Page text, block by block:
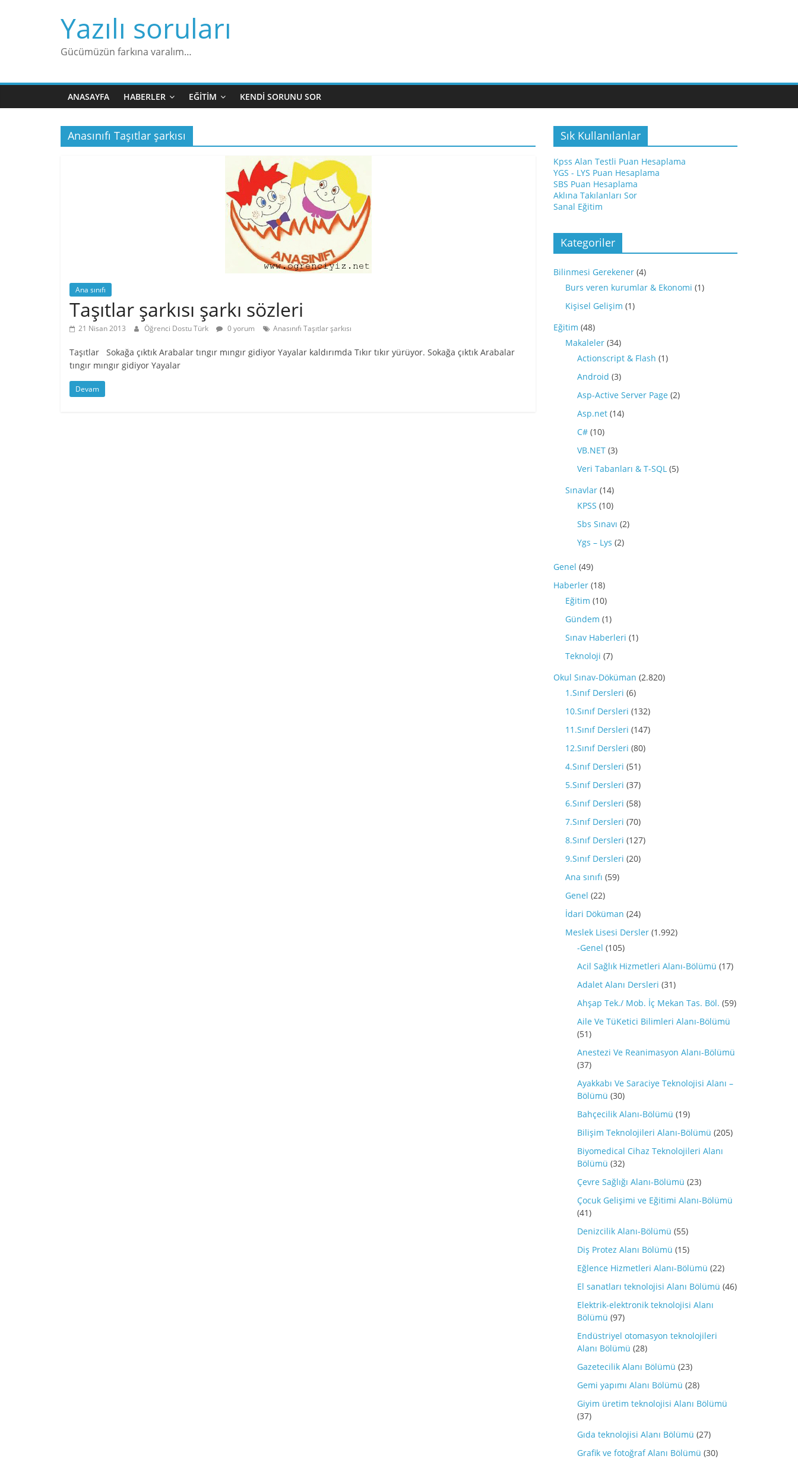
Yazılı soruları
Gücümüzün farkına varalım…
ANASAYFA HABERLER EĞITIM KENDI SORUNU SOR
Anasınıfı Taşıtlar şarkısı
Ana sınıfı
Taşıtlar şarkısı şarkı sözleri
21 Nisan 2013 Öğrenci Dostu Türk 0 yorum Anasınıfı Taşıtlar şarkısı
Taşıtlar Sokağa çıktık Arabalar tıngır mıngır gidiyor Yayalar kaldırımda Tıkır tıkır yürüyor. Sokağa çıktık Arabalar
tıngır mıngır gidiyor Yayalar
Devam
Sık Kullanılanlar
Kpss Alan Testli Puan Hesaplama
YGS - LYS Puan Hesaplama
SBS Puan Hesaplama
Aklına Takılanları Sor
Sanal Eğitim
Kategoriler
Bilinmesi Gerekener (4)
Burs veren kurumlar & Ekonomi (1)
Kişisel Gelişim (1)
Eğitim (48)
Makaleler (34)
Actionscript & Flash (1)
Android (3)
Asp-Active Server Page (2)
Asp.net (14)
C# (10)
VB.NET (3)
Veri Tabanları & T-SQL (5)
Sınavlar (14)
KPSS (10)
Sbs Sınavı (2)
Ygs – Lys (2)
Genel (49)
Haberler (18)
Eğitim (10)
Gündem (1)
Sınav Haberleri (1)
Teknoloji (7)
Okul Sınav-Döküman (2.820)
1.Sınıf Dersleri (6)
10.Sınıf Dersleri (132)
11.Sınıf Dersleri (147)
12.Sınıf Dersleri (80)
4.Sınıf Dersleri (51)
5.Sınıf Dersleri (37)
6.Sınıf Dersleri (58)
7.Sınıf Dersleri (70)
8.Sınıf Dersleri (127)
9.Sınıf Dersleri (20)
Ana sınıfı (59)
Genel (22)
İdari Döküman (24)
Meslek Lisesi Dersler (1.992)
-Genel (105)
Acil Sağlık Hizmetleri Alanı-Bölümü (17)
Adalet Alanı Dersleri (31)
Ahşap Tek./ Mob. İç Mekan Tas. Böl. (59)
Aile Ve TüKetici Bilimleri Alanı-Bölümü
(51)
Anestezi Ve Reanimasyon Alanı-Bölümü
(37)
Ayakkabı Ve Saraciye Teknolojisi Alanı –
Bölümü (30)
Bahçecilik Alanı-Bölümü (19)
Bilişim Teknolojileri Alanı-Bölümü (205)
Biyomedical Cihaz Teknolojileri Alanı
Bölümü (32)
Çevre Sağlığı Alanı-Bölümü (23)
Çocuk Gelişimi ve Eğitimi Alanı-Bölümü
(41)
Denizcilik Alanı-Bölümü (55)
Diş Protez Alanı Bölümü (15)
Eğlence Hizmetleri Alanı-Bölümü (22)
El sanatları teknolojisi Alanı Bölümü (46)
Elektrik-elektronik teknolojisi Alanı
Bölümü (97)
Endüstriyel otomasyon teknolojileri
Alanı Bölümü (28)
Gazetecilik Alanı Bölümü (23)
Gemi yapımı Alanı Bölümü (28)
Giyim üretim teknolojisi Alanı Bölümü
(37)
Gıda teknolojisi Alanı Bölümü (27)
Grafik ve fotoğraf Alanı Bölümü (30)